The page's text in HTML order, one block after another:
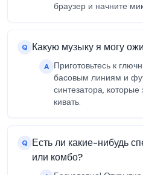
браузер и начните
Q Какую музыку я могу
A Приготовьтесь к
басовым линиям и
синтезатора, которые
кивать.
Q Есть ли какие-нибудь
или комбо?